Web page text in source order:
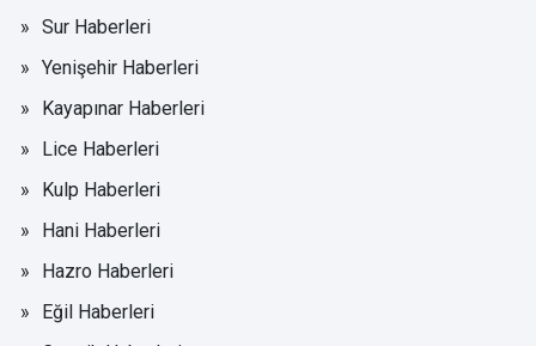
Sur Haberleri
Yenişehir Haberleri
Kayapınar Haberleri
Lice Haberleri
Kulp Haberleri
Hani Haberleri
Hazro Haberleri
Eğil Haberleri